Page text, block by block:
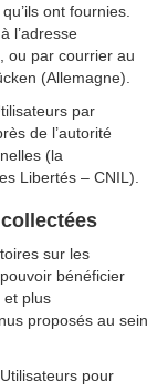
ont fournies.
l’adresse
ou par courrier au
(Allemagne).
par
de l’autorité
(la
Libertés – CNIL).
sur les
bénéficier
et plus
proposés au sein
pour